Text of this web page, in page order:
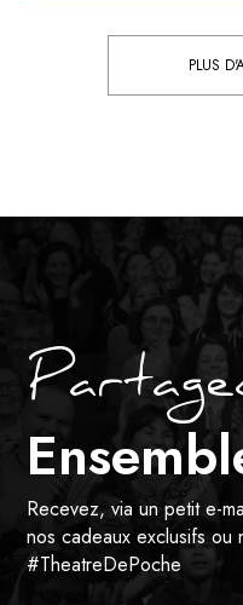
PLUS
Recevez, via un petit e-
nos cadeaux exclusifs
#TheatreDePoche